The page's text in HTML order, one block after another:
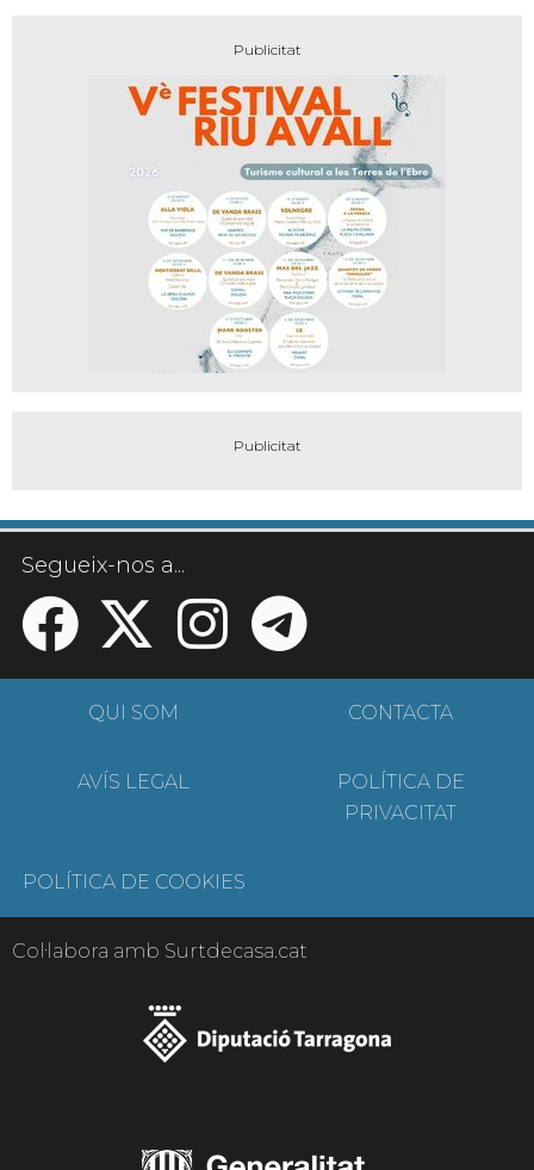
Segueix-nos a...
QUI SOM CONTACTA
AVÍS LEGAL
POLÍTICA DE
PRIVACITAT
POLÍTICA DE COOKIES
Col·labora amb Surtdecasa.cat